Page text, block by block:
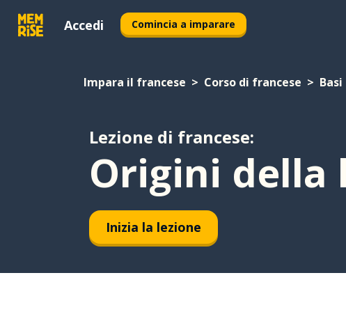
Accedi Comincia a imparare
Impara il francese Corso di francese Basi
Lezione di francese:
Origini della
Inizia la lezione